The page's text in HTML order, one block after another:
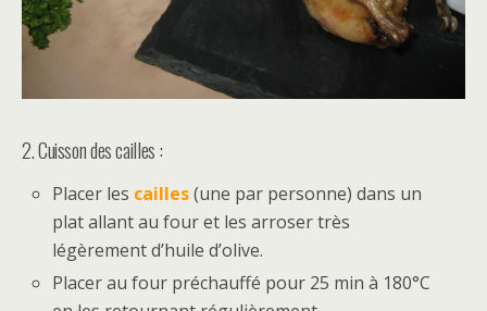
2. Cuisson des cailles :
Placer les cailles(une par personne) dans un
plat allant au four et les arroser très
légèrement d’huile d’olive.
Placer au four préchauffé pour 25 min à 180°C